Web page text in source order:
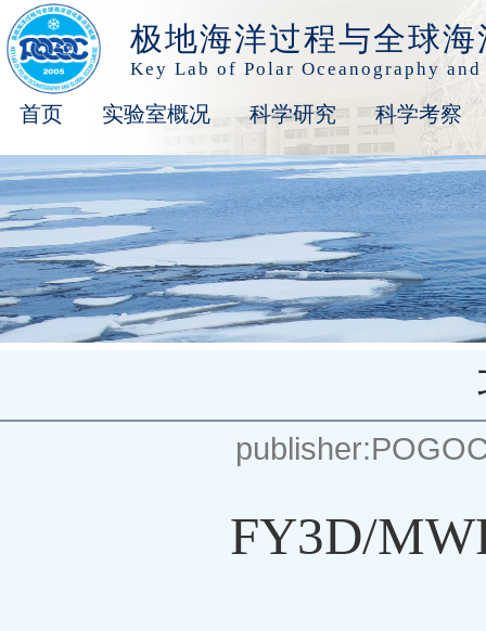
极地海洋过程与全球
Key Lab of Polar Oceanography
首页 实验室概况 科学研究 科学考察
FY3D/